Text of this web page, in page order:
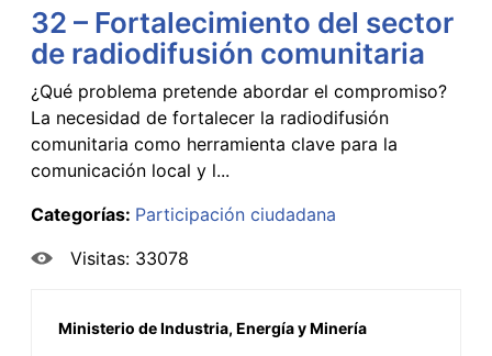
32 – Fortalecimiento del sector
de radiodifusión comunitaria
¿Qué problema pretende abordar el compromiso?
La necesidad de fortalecer la radiodifusión
comunitaria como herramienta clave para la
comunicación local y l...
Categorías: Participación ciudadana
Visitas: 33078
Ministerio de Industria, Energía y Minería